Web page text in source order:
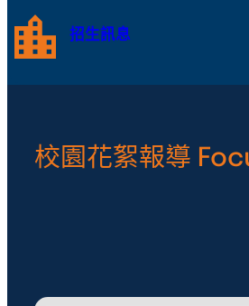
招生訊息
校園花絮報導